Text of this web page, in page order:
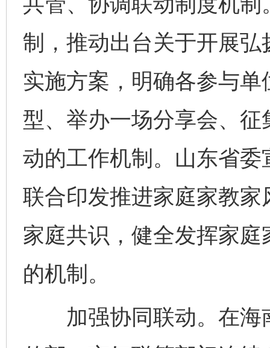
制，推动出台关于开展
实施方案，明确各参与
型、举办一场分享会、
动的工作机制。山东省
联合印发推进家庭家教
家庭共识，健全发挥家
的机制。
加强协同联动。在海